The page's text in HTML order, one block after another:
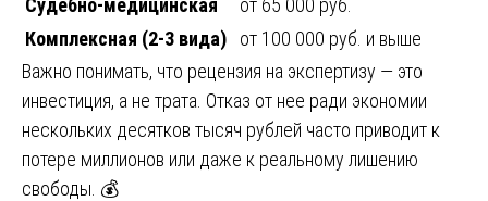
Комплексная (2-3 вида)
от 100 000 руб. и выше
Важно понимать, что рецензия на экспертизу — это
инвестиция, а не трата. Отказ от нее ради экономии
нескольких десятков тысяч рублей часто приводит к
потере миллионов или даже к реальному лишению
свободы. 💰